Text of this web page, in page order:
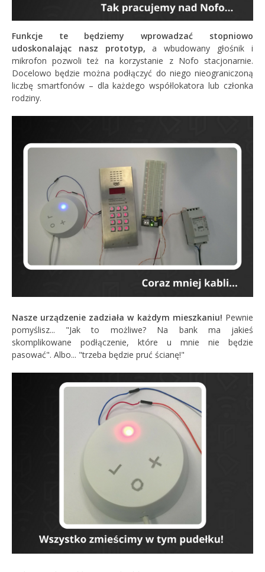
Funkcje te będziemy wprowadzać stopniowo
udoskonalając nasz prototyp, a wbudowany głośnik i
mikrofon pozwoli też na korzystanie z Nofo stacjonarnie.
Docelowo będzie można podłączyć do niego nieograniczoną
liczbę smartfonów – dla każdego współlokatora lub członka
rodziny.
Nasze urządzenie zadziała w każdym mieszkaniu! Pewnie
pomyślisz... "Jak to możliwe? Na bank ma jakieś
skomplikowane podłączenie, które u mnie nie będzie
pasować". Albo... "trzeba będzie pruć ścianę!"